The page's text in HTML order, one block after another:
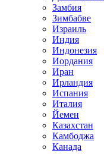
Замбия
Зимбабве
Израиль
Индия
Индонезия
Иордания
Иран
Ирландия
Испания
Италия
Йемен
Казахстан
Камбоджа
Канада